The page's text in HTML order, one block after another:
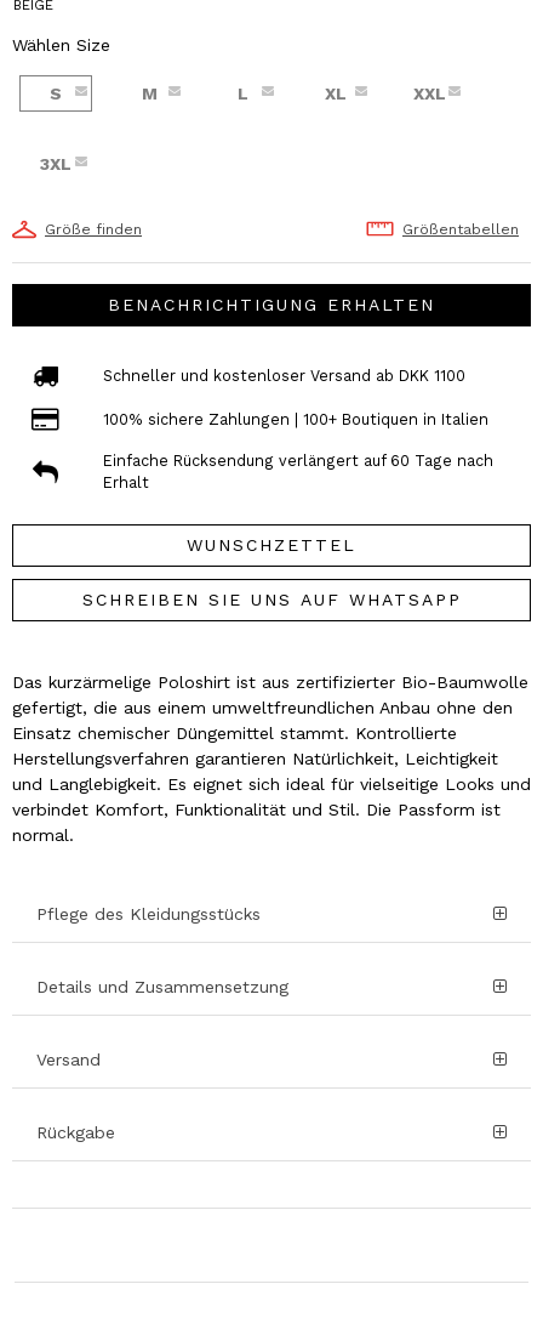
BEIGE
Wählen Size
S M L XL XXL
3XL
Größe finden Größentabellen
BENACHRICHTIGUNG ERHALTEN
Schneller und kostenloser Versand ab DKK 1100
100% sichere Zahlungen | 100+ Boutiquen in Italien
Einfache Rücksendung verlängert auf 60 Tage nach
Erhalt
WUNSCHZETTEL
SCHREIBEN SIE UNS AUF WHATSAPP
Das kurzärmelige Poloshirt ist aus zertifizierter Bio-Baumwolle
gefertigt, die aus einem umweltfreundlichen Anbau ohne den
Einsatz chemischer Düngemittel stammt. Kontrollierte
Herstellungsverfahren garantieren Natürlichkeit, Leichtigkeit
und Langlebigkeit. Es eignet sich ideal für vielseitige Looks und
verbindet Komfort, Funktionalität und Stil. Die Passform ist
normal.
Pflege des Kleidungsstücks
Details und Zusammensetzung
Versand
Rückgabe